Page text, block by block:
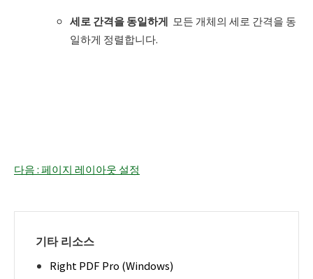
세로간격을동일하게 모든 개체의 세로 간격을 동
일하게 정렬합니다.
다음 : 페이지 레이아웃 설정
기타 리소스
Right PDF Pro (Windows)